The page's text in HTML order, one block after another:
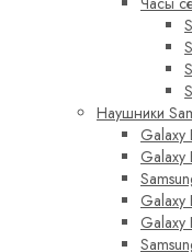
Наушники
Galaxy
Galaxy
Galaxy
Galaxy